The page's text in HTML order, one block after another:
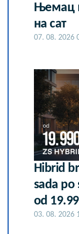
Њемац
на сат
07. 08. 2026
Hibrid
sada po
od
03. 08. 2026